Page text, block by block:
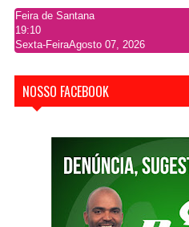
Feira de Santana
19:10
Sexta-FeiraAgosto 07, 2026
NOSSO FACEBOOK